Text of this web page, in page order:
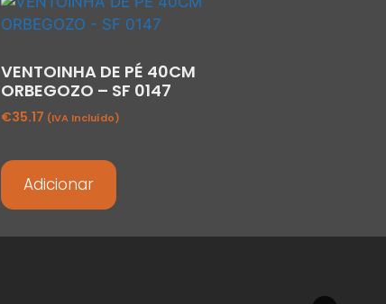
VENTOINHA DE PÉ 40CM
ORBEGOZO – SF 0147
€35.17 (IVA Incluído)
Adicionar